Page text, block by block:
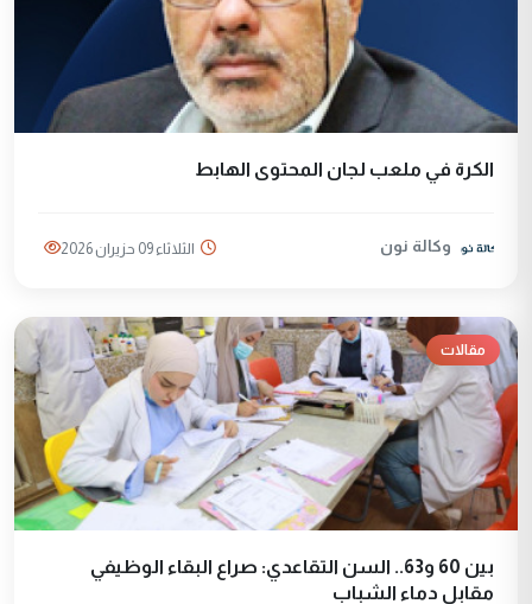
الكرة في ملعب لجان المحتوى الهابط
وكالة نون الثلاثاء 09 حزيران 2026
مقالات
بين 60 و63.. السن التقاعدي: صراع البقاء الوظيفي
مقابل دماء الشباب